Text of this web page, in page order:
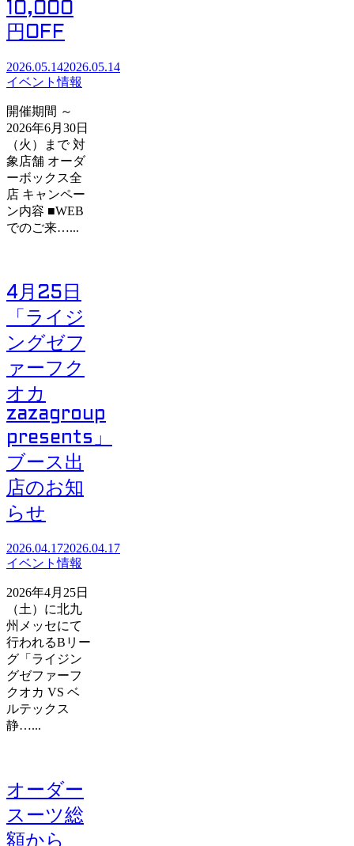
10,000
円OFF
2026.05.142026.05.14
イベント情報
開催期間 ～
2026年6月30日
（火）まで 対
象店舗 オーダ
ーボックス全
店 キャンペー
ン内容 ■WEB
でのご来…...
4月25日
「ライジ
ングゼフ
ァーフク
オカ
zazagroup
presents」
ブース出
店のお知
らせ
2026.04.172026.04.17
イベント情報
2026年4月25日
（土）に北九
州メッセにて
行われるBリー
グ「ライジン
グゼファーフ
クオカ VS ベ
ルテックス
静…...
オーダー
スーツ総
額から